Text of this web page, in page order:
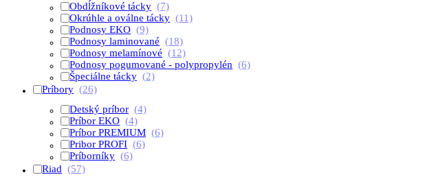
Obdĺžníkové tácky (7)
Okrúhle a oválne tácky (11)
Podnosy EKO (9)
Podnosy laminované (18)
Podnosy melamínové (12)
Podnosy pogumované - polypropylén (6)
Špeciálne tácky (2)
Príbory (26)
Detský príbor (4)
Príbor EKO (4)
Príbor PREMIUM (6)
Pribor PROFI (6)
Príborníky (6)
Riad (57)